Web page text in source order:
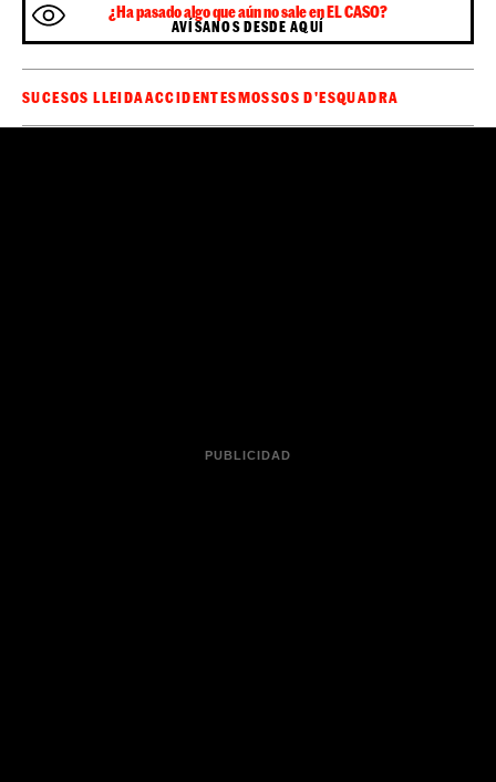
¿Ha pasado algo que aún no sale en EL CASO?
AVÍSANOS DESDE AQUÍ
SUCESOS LLEIDAACCIDENTESMOSSOS D'ESQUADRA